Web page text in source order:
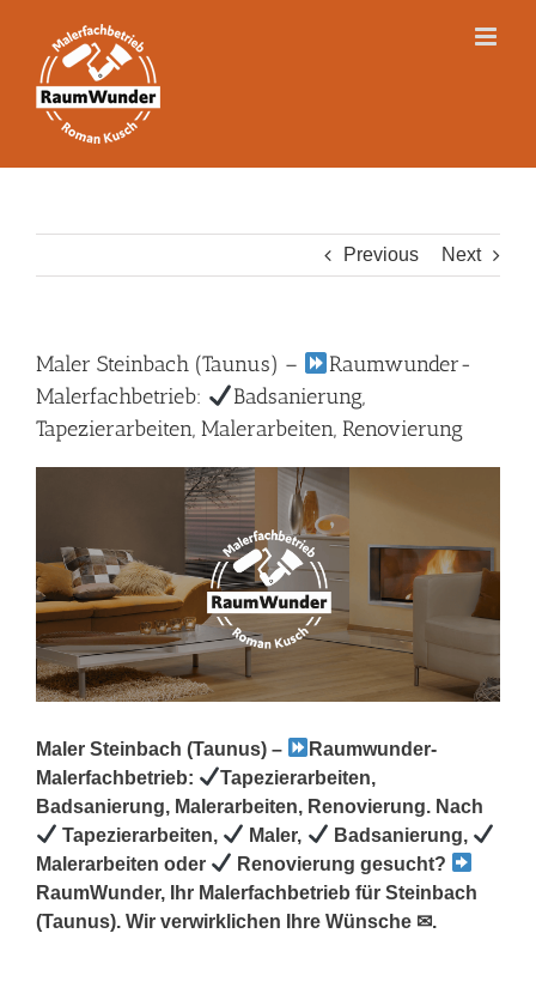
content
Previous Next
Maler Steinbach (Taunus) –
Raumwunder-
Malerfachbetrieb:
Badsanierung,
Tapezierarbeiten, Malerarbeiten, Renovierung
Maler Steinbach (Taunus) –
Raumwunder-
Malerfachbetrieb:
Tapezierarbeiten,
Badsanierung, Malerarbeiten, Renovierung. Nach
Tapezierarbeiten,
Maler,
Badsanierung,
Malerarbeiten oder
Renovierung gesucht?
RaumWunder, Ihr Malerfachbetrieb für Steinbach
(Taunus). Wir verwirklichen Ihre Wünsche ✉.